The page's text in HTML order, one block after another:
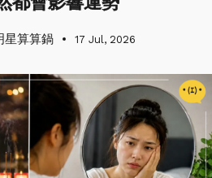
星算算鍋 17 Jul, 2026